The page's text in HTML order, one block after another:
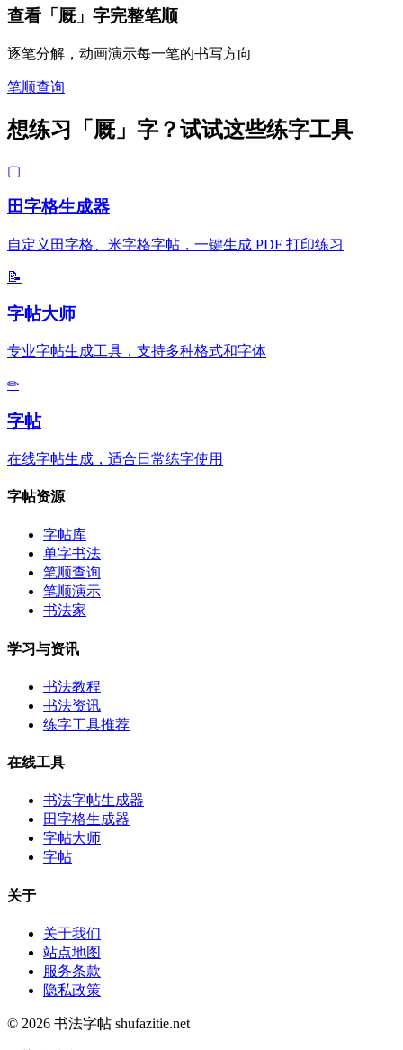
查看「厩」字完整笔顺
逐笔分解，动画演示每一笔的书写方向
笔顺查询
想练习「厩」字？试试这些练字工具
▢
田字格生成器
自定义田字格、米字格字帖，一键生成 PDF 打印练习
📝
字帖大师
专业字帖生成工具，支持多种格式和字体
✏
字帖
在线字帖生成，适合日常练字使用
字帖资源
字帖库
单字书法
笔顺查询
笔顺演示
书法家
学习与资讯
书法教程
书法资讯
练字工具推荐
在线工具
书法字帖生成器
田字格生成器
字帖大师
字帖
关于
关于我们
站点地图
服务条款
隐私政策
© 2026 书法字帖 shufazitie.net